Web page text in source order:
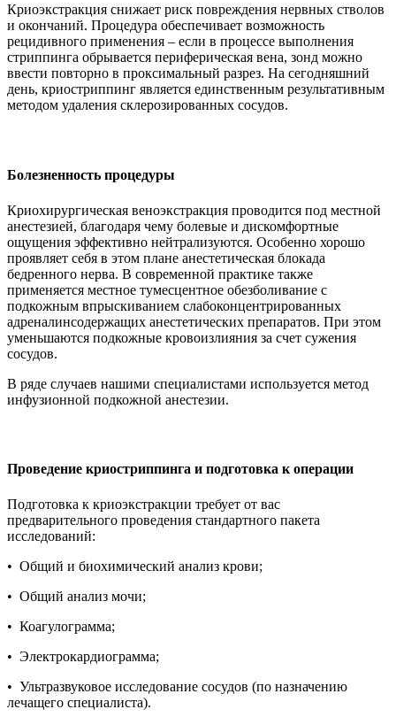
Криоэкстракция снижает риск повреждения нервных стволов
и окончаний. Процедура обеспечивает возможность
рецидивного применения – если в процессе выполнения
стриппинга обрывается периферическая вена, зонд можно
ввести повторно в проксимальный разрез. На сегодняшний
день, криостриппинг является единственным результативным
методом удаления склерозированных сосудов.
Болезненность процедуры
Криохирургическая веноэкстракция проводится под местной
анестезией, благодаря чему болевые и дискомфортные
ощущения эффективно нейтрализуются. Особенно хорошо
проявляет себя в этом плане анестетическая блокада
бедренного нерва. В современной практике также
применяется местное тумесцентное обезболивание с
подкожным впрыскиванием слабоконцентрированных
адреналинсодержащих анестетических препаратов. При этом
уменьшаются подкожные кровоизлияния за счет сужения
сосудов.
В ряде случаев нашими специалистами используется метод
инфузионной подкожной анестезии.
Проведение криостриппинга и подготовка к операции
Подготовка к криоэкстракции требует от вас
предварительного проведения стандартного пакета
исследований:
• Общий и биохимический анализ крови;
• Общий анализ мочи;
• Коагулограмма;
• Электрокардиограмма;
• Ультразвуковое исследование сосудов (по назначению
лечащего специалиста).